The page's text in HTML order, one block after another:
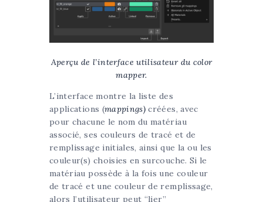
Aperçu de l’interface utilisateur du color
mapper.
L’interface montre la liste des
applications (mappings) créées, avec
pour chacune le nom du matériau
associé, ses couleurs de tracé et de
remplissage initiales, ainsi que la ou les
couleur(s) choisies en surcouche. Si le
matériau possède à la fois une couleur
de tracé et une couleur de remplissage,
alors l’utilisateur peut “lier”